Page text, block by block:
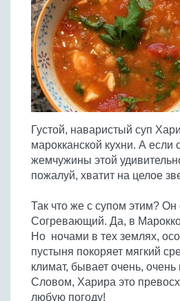
Из яиц и другие
Холодные супы
Супы-пюре
Молочные супы
Сладкие супы
Отварное мясо
Запеченное мясо
Тушеное мясо
Из мясного фарша
Из субпродуктов
Жареная рыба
Отварная и паровая
Запеченная рыба
Тушеная рыба
Из рыбного фарша
Морепродукты
Суши и роллы
Вся птица
Жареная птица
Отварная птица
Запеченная птица
Тушеная птица
Из фарша птицы
Из субпродуктов птицы
Овощи
Все овощи
Жареные овощи
Отварные овощи
Тушеные овощи
Запеченные овощи
Выпечка
Вся выпечка
Торты и пирожные
Пироги и пирожки
Кексы и маффины
Печенье и булочки
Пиццы
Кремы
Соусы
Все соусы
Соусы к мясу
Соусы к рыбе
Соусы к овощам
Другие соусы
Все напитки
Алкогольные напитки
Заготовки
Все заготовки
Овощи
Грибы
Другие заготовки
Десерты
Конфеты и сладости
Десерты
Ещё...
Пельмени, вареники
Макароны
Грибы
Густой, наваристый суп
марокканской кухни. А если
жемчужины этой
пожалуй, хватит на целое
Так что же с супом этим?
Согревающий. Да, в
Но ночами в тех землях,
пустыня покоряет мягкий
климат, бывает очень, очень
Словом, Харира это
любую погоду!